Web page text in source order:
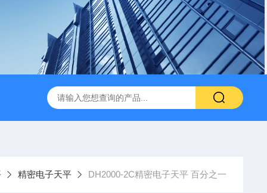
GDJ6010高低温交变试验箱daohan冷热交变测试箱
精密电子天平 DH2000-2C精密电子天平 百分之一